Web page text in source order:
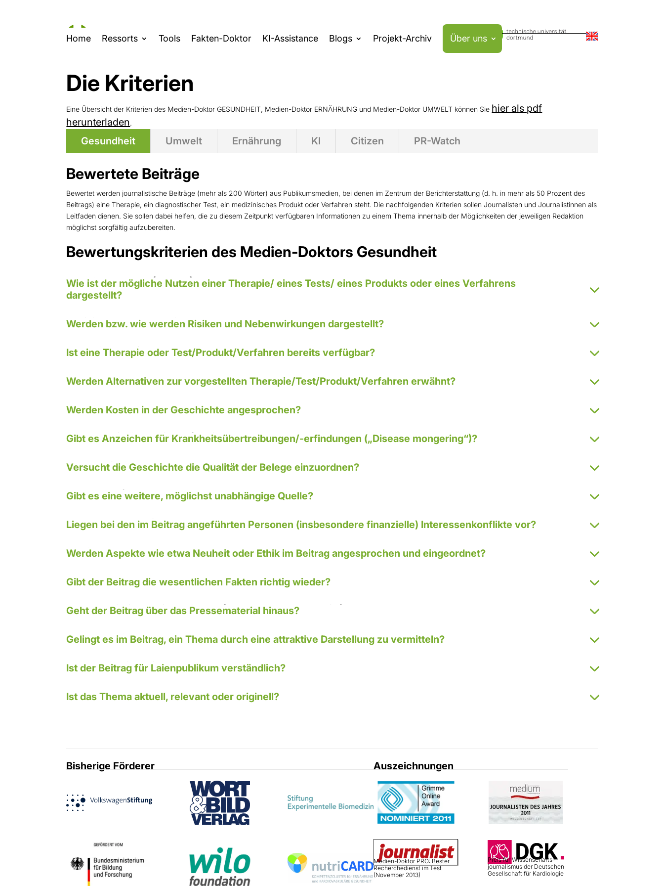
Home Ressorts Tools Fakten-Doktor KI-Assistance Blogs Projekt-Archiv Über uns
Die Kriterien
Eine Übersicht der Kriterien des Medien-Doktor GESUNDHEIT, Medien-Doktor ERNÄHRUNG und Medien-Doktor UMWELT können Sie hier als pdf
herunterladen.
Gesundheit Umwelt Ernährung KI Citizen PR-Watch
Bewertete Beiträge
Bewertet werden journalistische Beiträge (mehr als 200 Wörter) aus Publikumsmedien, bei denen im Zentrum der Berichterstattung (d. h. in mehr als 50 Prozent des
Beitrags) eine Therapie, ein diagnostischer Test, ein medizinisches Produkt oder Verfahren steht. Die nachfolgenden Kriterien sollen Journalisten und Journalistinnen als
Leitfaden dienen. Sie sollen dabei helfen, die zu diesem Zeitpunkt verfügbaren Informationen zu einem Thema innerhalb der Möglichkeiten der jeweiligen Redaktion
möglichst sorgfältig aufzubereiten.
Bewertungskriterien des Medien-Doktors Gesundheit
1. Positive Effekte (Nutzen)
Wie ist der mögliche Nutzen einer Therapie/ eines Tests/ eines Produkts oder eines Verfahrens
dargestellt?
2. Risiken und Nebenwirkungen
Werden bzw. wie werden Risiken und Nebenwirkungen dargestellt?
3. Verfügbarkeit
Ist eine Therapie oder Test/Produkt/Verfahren bereits verfügbar?
4. Alternativen
Werden Alternativen zur vorgestellten Therapie/Test/Produkt/Verfahren erwähnt?
5. Kosten
Werden Kosten in der Geschichte angesprochen?
6. Krankheitsübertreibung/-erfindung
Gibt es Anzeichen für Krankheitsübertreibungen/-erfindungen („Disease mongering“)?
7. Belege/Evidenz
Versucht die Geschichte die Qualität der Belege einzuordnen?
8. Experten/Quellentransparenz
Gibt es eine weitere, möglichst unabhängige Quelle?
9. Interessenkonflikte
Liegen bei den im Beitrag angeführten Personen (insbesondere finanzielle) Interessenkonflikte vor?
10. Einordnung in den Kontext
Werden Aspekte wie etwa Neuheit oder Ethik im Beitrag angesprochen und eingeordnet?
11. Faktentreue
Gibt der Beitrag die wesentlichen Fakten richtig wieder?
12. Journalistische Eigenleistung (mehr als Pressematerial)
Geht der Beitrag über das Pressematerial hinaus?
13. Attraktivität der Darstellung
Gelingt es im Beitrag, ein Thema durch eine attraktive Darstellung zu vermitteln?
14. Verständlichkeit
Ist der Beitrag für Laienpublikum verständlich?
15. Themenauswahl
Ist das Thema aktuell, relevant oder originell?
Bisherige Förderer Auszeichnungen
Medien-Doktor PRO: Bester
Recherchedienst im Test
(November 2013)
Preis für Wissenschafts­
journalismus der Deutschen
Gesellschaft für Kardiologie